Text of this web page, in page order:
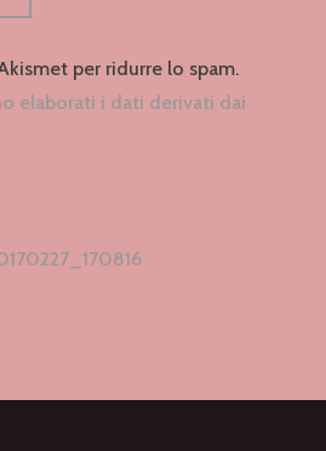
per ridurre lo spam.
elaborati i dati derivati dai